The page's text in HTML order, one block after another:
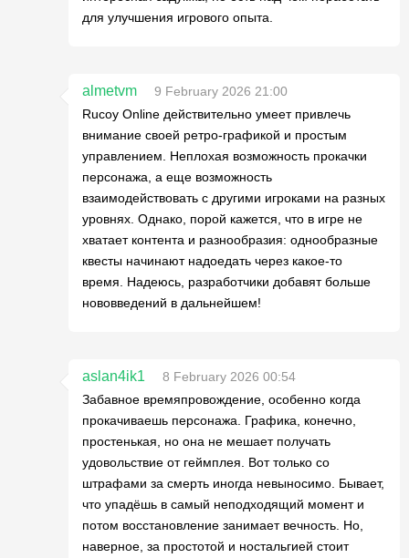
для улучшения игрового опыта.
almetvm
9 February 2026 21:00
Rucoy Online действительно умеет привлечь
внимание своей ретро-графикой и простым
управлением. Неплохая возможность прокачки
персонажа, а еще возможность
взаимодействовать с другими игроками на разных
уровнях. Однако, порой кажется, что в игре не
хватает контента и разнообразия: однообразные
квесты начинают надоедать через какое-то
время. Надеюсь, разработчики добавят больше
нововведений в дальнейшем!
aslan4ik1
8 February 2026 00:54
Забавное времяпровождение, особенно когда
прокачиваешь персонажа. Графика, конечно,
простенькая, но она не мешает получать
удовольствие от геймплея. Вот только со
штрафами за смерть иногда невыносимо. Бывает,
что упадёшь в самый неподходящий момент и
потом восстановление занимает вечность. Но,
наверное, за простотой и ностальгией стоит